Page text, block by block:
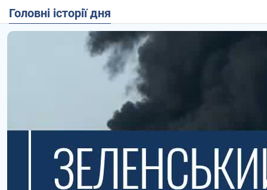
Головні історії дня